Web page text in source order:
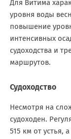
Для Витима
уровня воды
повышение
интенсивных
судоходства и
маршрутов.
Судоходство
Несмотря на
судоходен.
515 км от устья,